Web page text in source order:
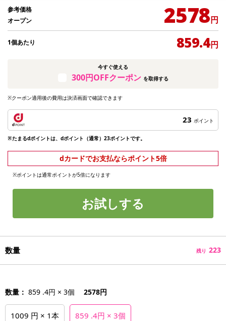
参考価格
オープン
2578円
1個あたり 859.4円
今すぐ使える
300円OFFクーポン を取得する
※クーポン適用後の費用は決済画面で確認できます
23 ポイント
※たまるdポイントは、dポイント（通常）23ポイントです。
dカードでお支払ならポイント5倍
※ポイントは通常ポイントが5倍になります
お試しする
数量 残り 223
数量： 859 .4円 × 3個 2578円
1009 円 × 1本 859 .4円 × 3個